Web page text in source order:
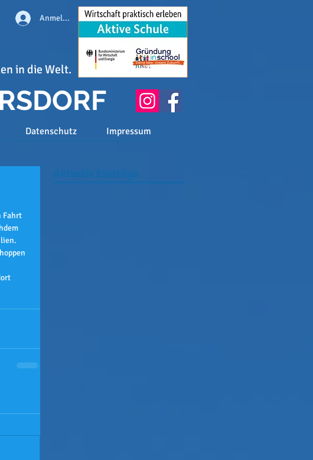
Anmelden
in die Welt.
Datenschutz Impressum
Fahrt